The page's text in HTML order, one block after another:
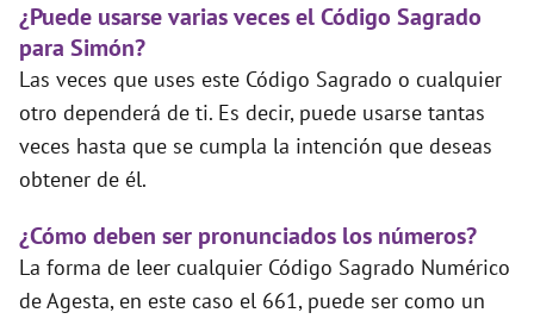
¿Puede usarse varias veces el Código Sagrado
para Simón?
Las veces que uses este Código Sagrado o cualquier
otro dependerá de ti. Es decir, puede usarse tantas
veces hasta que se cumpla la intención que deseas
obtener de él.
¿Cómo deben ser pronunciados los números?
La forma de leer cualquier Código Sagrado Numérico
de Agesta, en este caso el 661, puede ser como un